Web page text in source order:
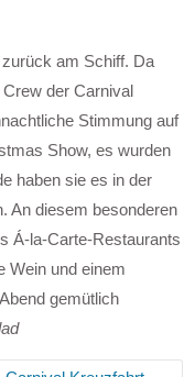
am Schiff. Da
der Carnival
Stimmung auf
Show, es wurden
haben sie es in der
An diesem besonderen
Á-la-Carte-Restaurants
Wein und einem
gemütlich